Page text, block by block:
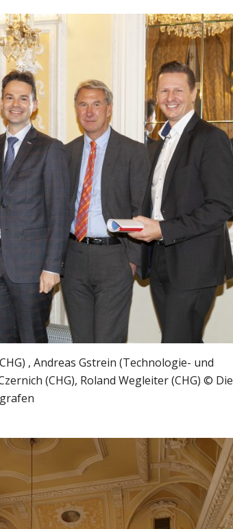
, Andreas Gstrein (Technologie- und
(CHG), Roland Wegleiter (CHG) © Die